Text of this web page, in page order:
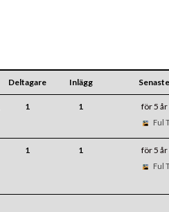
Deltagare Inlägg
1 1 för 5 år
Ful
1 1 för 5 år
Ful